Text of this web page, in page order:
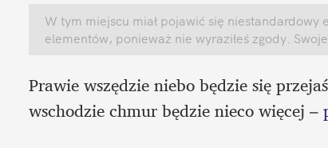
W tym miejscu miał pojawić się
elementów, ponieważ nie wyraziłeś zgody.
Prawie wszędzie niebo będzie się
wschodzie chmur będzie nieco więcej –